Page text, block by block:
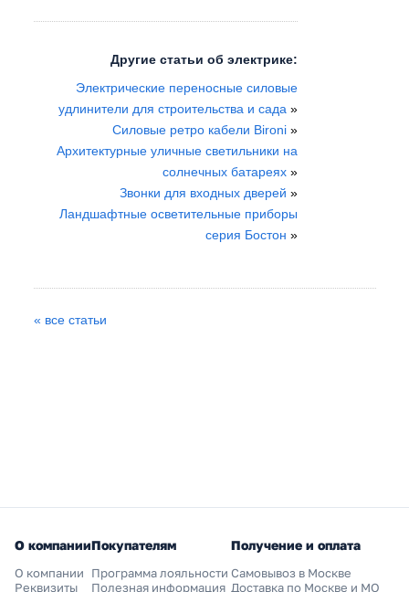
Другие статьи об электрике:
Электрические переносные силовые
удлинители для строительства и сада »
Силовые ретро кабели Bironi»
Архитектурные уличные светильники на
солнечных батареях»
Звонки для входных дверей »
Ландшафтные осветительные приборы
серия Бостон »
« все статьи
О компании
О компании
Реквизиты
Покупателям
Программа лояльности
Полезная информация
Получение и оплата
Самовывоз в Москве
Доставка по Москве и МО